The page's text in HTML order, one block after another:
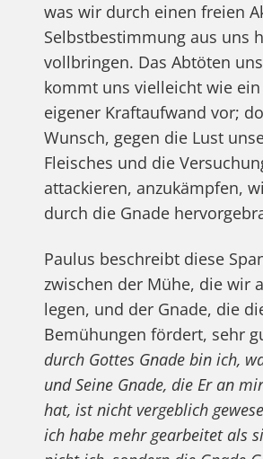
was wir durch einen freien
Selbstbestimmung aus uns
vollbringen. Das Abtöten
kommt uns vielleicht wie
eigener Kraftaufwand vor;
Wunsch, gegen die Lust
Fleisches und die
attackieren, anzukämpfen,
durch die Gnade
Paulus beschreibt diese
zwischen der Mühe, die wir
legen, und der Gnade, die
Bemühungen fördert, sehr
durch Gottes Gnade bin ich,
und Seine Gnade, die Er an
hat, ist nicht vergeblich
ich habe mehr gearbeitet als